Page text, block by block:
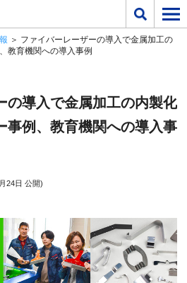
＞ ファイバーレーザーの導入で金属加工の
教育機関への導入事例
の導入で金属加工の内製化
事例、教育機関への導入事
24日 公開)